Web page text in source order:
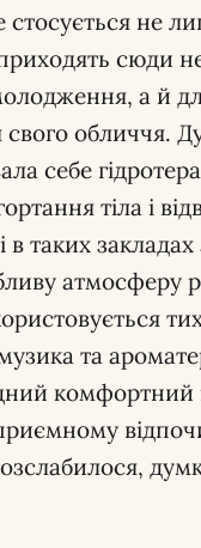
стосується не
сюди
а й
свого обличчя.
себе
тіла і
в таких
атмосферу
та
комфортний